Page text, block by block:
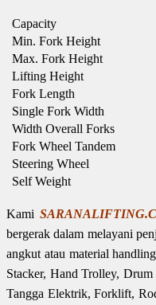
Capacity
Min. Fork Height
Max. Fork Height
Lifting Height
Fork Length
Single Fork Width
Width Overall Forks
Fork Wheel Tandem
Steering Wheel
Self Weight
Kami
bergerak dalam melayani
angkut atau material
Stacker, Hand Trolley,
Tangga Elektrik, Forklift,